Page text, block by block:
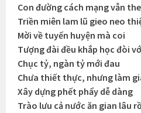
Con đường cách mạng vẫn
Triền miên lam lũ gieo neo
Mời về tuyến huyện mà coi
Tượng đài đều khắp học đòi
Chục tỷ, ngàn tỷ mới đau
Chưa thiết thực, nhưng làm
Xây dựng phết phẩy dễ dàng
Trào lưu cả nước ăn gian lâu